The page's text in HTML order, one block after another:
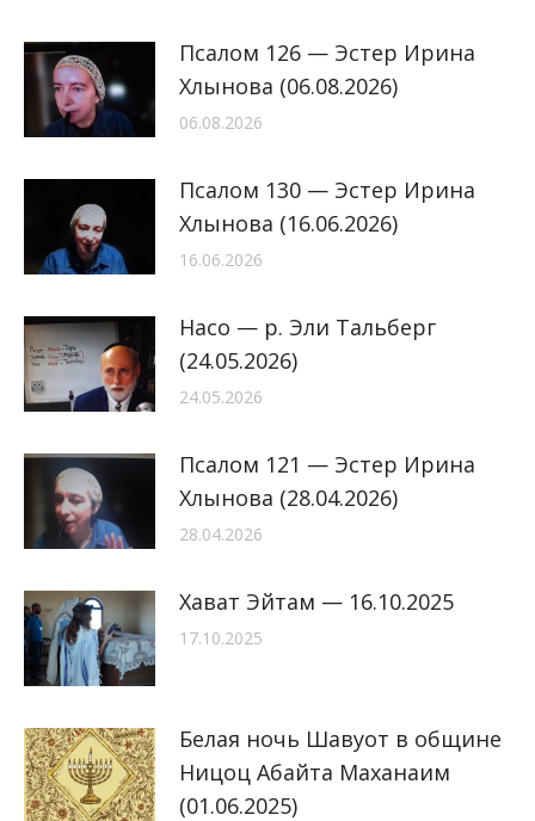
Псалом 126 — Эстер Ирина
Хлынова (06.08.2026)
06.08.2026
Псалом 130 — Эстер Ирина
Хлынова (16.06.2026)
16.06.2026
Насо — р. Эли Тальберг
(24.05.2026)
24.05.2026
Псалом 121 — Эстер Ирина
Хлынова (28.04.2026)
28.04.2026
Хават Эйтам — 16.10.2025
17.10.2025
Белая ночь Шавуот в общине
Ницоц Абайта Маханаим
(01.06.2025)